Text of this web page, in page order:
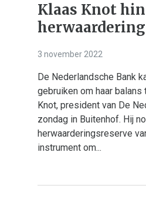
Klaas Knot
3 november 2022
De Nederlandsche Bank
gebruiken om haar
Knot, president van De
zondag in Buitenhof. Hij
herwaarderingsreserve
instrument om...